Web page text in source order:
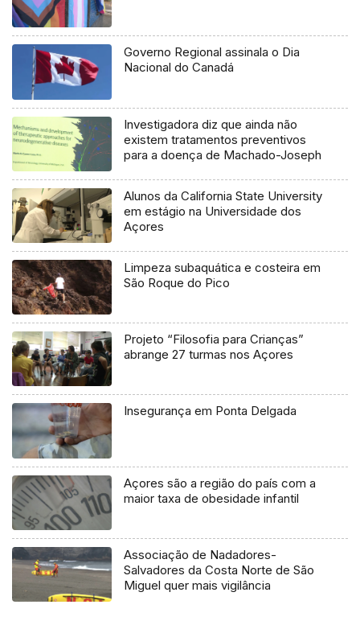
Governo Regional assinala o Dia
Nacional do Canadá
Investigadora diz que ainda não
existem tratamentos preventivos
para a doença de Machado-Joseph
Alunos da California State University
em estágio na Universidade dos
Açores
Limpeza subaquática e costeira em
São Roque do Pico
Projeto “Filosofia para Crianças”
abrange 27 turmas nos Açores
Insegurança em Ponta Delgada
Açores são a região do país com a
maior taxa de obesidade infantil
Associação de Nadadores-
Salvadores da Costa Norte de São
Miguel quer mais vigilância